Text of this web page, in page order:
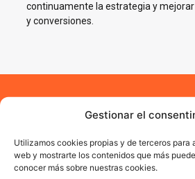
Gestionar el
Utilizamos cookies propias y de terceros para
web y mostrarte los contenidos que más
conocer más sobre nuestras cookies.
continuamente la estrategia y
y conversiones.
Impulsamos tu
Redes Sociales en
Torrevieja